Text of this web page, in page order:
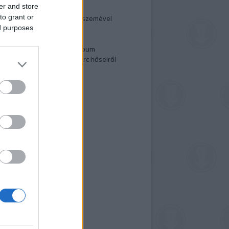
and store
grant or
purposes
és anatómia
egy holland fotós szemével
fotók 2015-ből
a nagy meztelen album
meg a 48-as szabadságharc hőseiről
fotókat!
feliratkozás